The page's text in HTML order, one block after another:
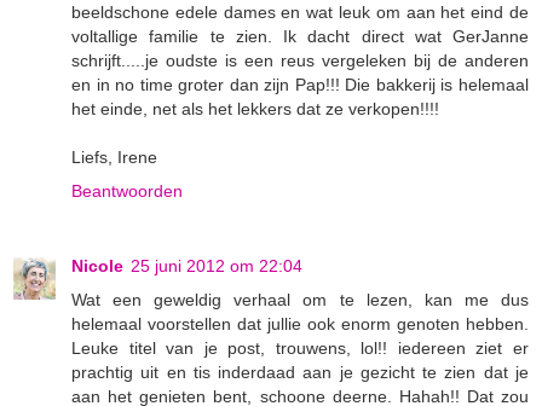
beeldschone edele dames en wat leuk om aan het eind de
voltallige familie te zien. Ik dacht direct wat GerJanne
schrijft.....je oudste is een reus vergeleken bij de anderen
en in no time groter dan zijn Pap!!! Die bakkerij is helemaal
het einde, net als het lekkers dat ze verkopen!!!!
Liefs, Irene
Beantwoorden
Nicole 25 juni 2012 om 22:04
Wat een geweldig verhaal om te lezen, kan me dus
helemaal voorstellen dat jullie ook enorm genoten hebben.
Leuke titel van je post, trouwens, lol!! iedereen ziet er
prachtig uit en tis inderdaad aan je gezicht te zien dat je
aan het genieten bent, schoone deerne. Hahah!! Dat zou